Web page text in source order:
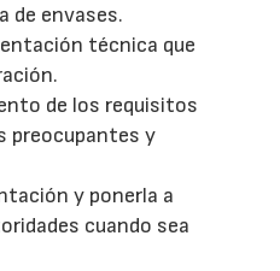
de envases.
técnica que
de los requisitos
preocupantes y
y ponerla a
cuando sea